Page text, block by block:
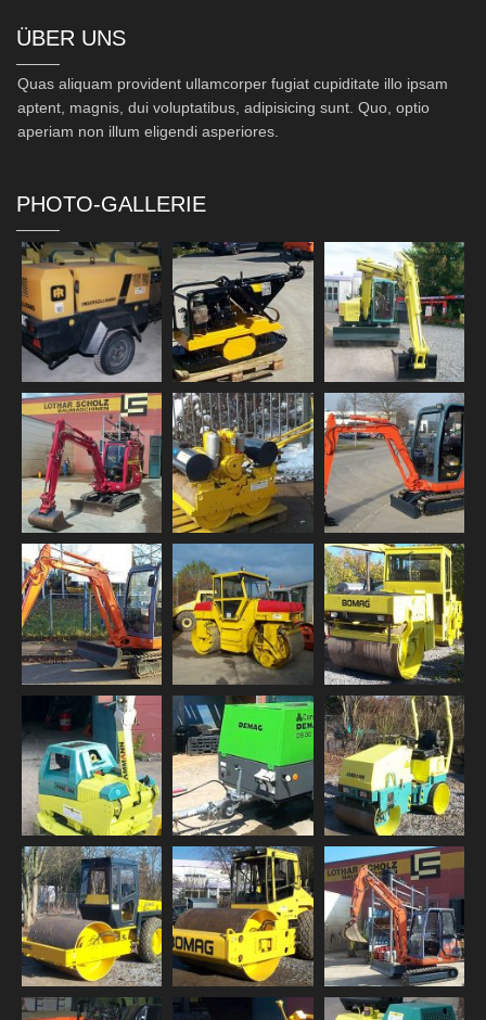
ÜBER UNS
Quas aliquam provident ullamcorper fugiat cupiditate illo ipsam
aptent, magnis, dui voluptatibus, adipisicing sunt. Quo, optio
aperiam non illum eligendi asperiores.
PHOTO-GALLERIE